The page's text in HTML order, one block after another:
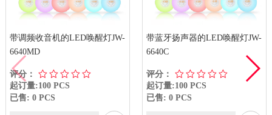
带调频收音机的LED唤醒灯JW-
6640MD
评分：
起订量:100 PCS
已售: 0 PCS
带蓝牙扬声器的LED唤醒灯JW-
6640C
评分：
起订量:100 PCS
已售: 0 PCS